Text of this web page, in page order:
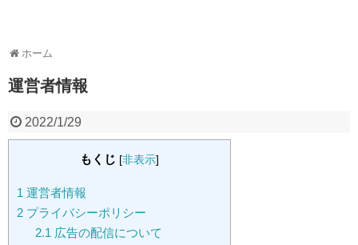
ホーム
運営者情報
2022/1/29
もくじ [非表示]
1 運営者情報
2 プライバシーポリシー
2.1 広告の配信について